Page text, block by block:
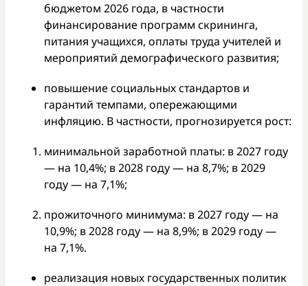
бюджетом 2026 года, в частности
финансирование программ скрининга,
питания учащихся, оплаты труда учителей и
мероприятий демографического развития;
повышение социальных стандартов и
гарантий темпами, опережающими
инфляцию. В частности, прогнозируется рост:
минимальной заработной платы: в 2027 году
— на 10,4%; в 2028 году — на 8,7%; в 2029
году — на 7,1%;
прожиточного минимума: в 2027 году — на
10,9%; в 2028 году — на 8,9%; в 2029 году —
на 7,1%.
реализация новых государственных политик